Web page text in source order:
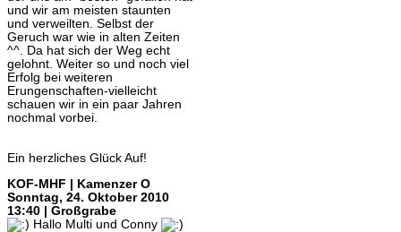
und wir am meisten staunten
und verweilten. Selbst der
Geruch war wie in alten Zeiten
^^. Da hat sich der Weg echt
gelohnt. Weiter so und noch viel
Erfolg bei weiteren
Erungenschaften-vielleicht
schauen wir in ein paar Jahren
nochmal vorbei.
Ein herzliches Glück Auf!
KOF-MHF | Kamenzer O
Sonntag, 24. Oktober 2010
13:40 | Großgrabe
Hallo Multi und Conny